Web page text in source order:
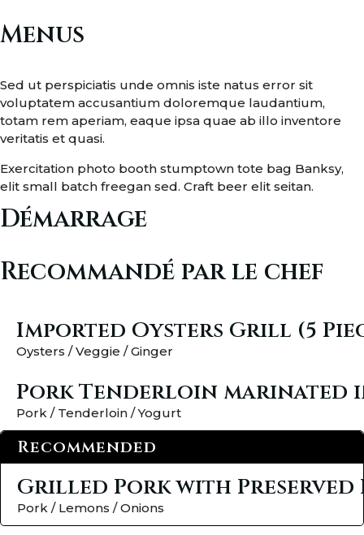
Menus
Sed ut perspiciatis unde omnis iste natus error sit
voluptatem accusantium doloremque laudantium,
totam rem aperiam, eaque ipsa quae ab illo inventore
veritatis et quasi.
Exercitation photo booth stumptown tote bag Banksy,
elit small batch freegan sed. Craft beer elit seitan.
Démarrage
Recommandé par le chef
Imported Oysters Grill (5
Oysters / Veggie / Ginger
Pork Tenderloin marinated
Pork / Tenderloin / Yogurt
Recommended
Grilled Pork with Preserved
Pork / Lemons / Onions